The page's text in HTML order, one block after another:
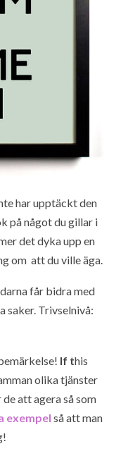
har upptäckt den
på något du gillar i
det dyka upp en
om att du ville äga.
får bidra med
saker. Trivselnivå:
If this
olika tjänster
att agera så som
exempel så att man